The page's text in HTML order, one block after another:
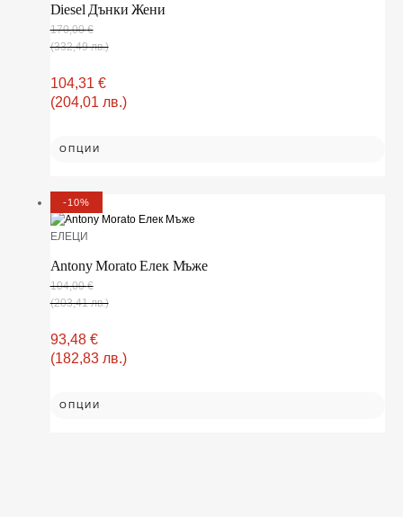
Diesel Дънки Жени
170,00€
(332,49 лв.)
104,31 €
(204,01 лв.)
ОПЦИИ
-10%
ЕЛЕЦИ
Antony Morato Елек Мъже
104,00€
(203,41 лв.)
93,48 €
(182,83 лв.)
ОПЦИИ